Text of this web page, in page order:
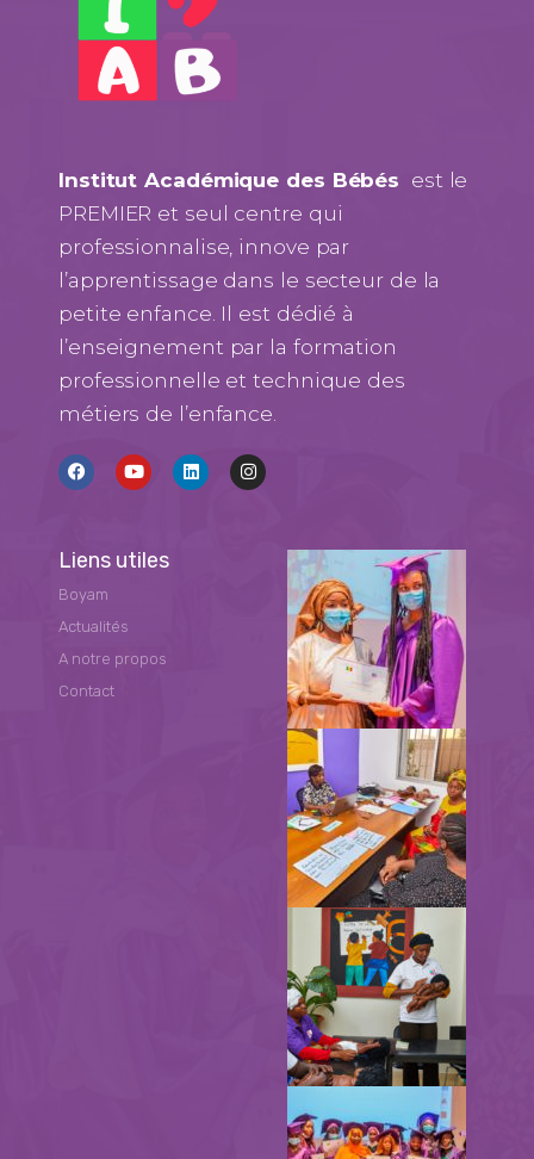
Institut Académique des Bébés est le
PREMIER et seul centre qui
professionnalise, innove par
l’apprentissage dans le secteur de la
petite enfance. Il est dédié à
l’enseignement par la formation
professionnelle et technique des
métiers de l’enfance.
Liens utiles
Boyam
Actualités
A notre propos
Contact